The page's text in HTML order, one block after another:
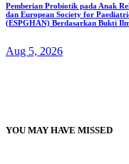
Pemberian Probiotik pada Anak
dan European Society for
(ESPGHAN) Berdasarkan Bukti
Aug 5, 2026
YOU MAY HAVE MISSED